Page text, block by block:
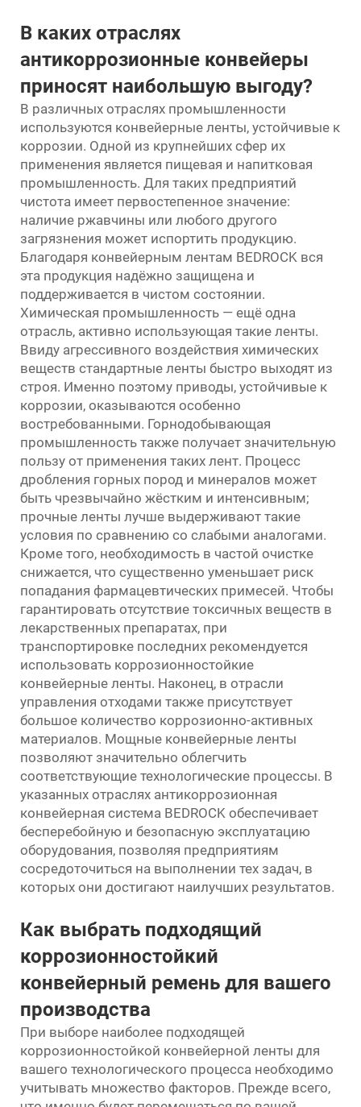
В каких отраслях
антикоррозионные конвейеры
приносят наибольшую выгоду?
В различных отраслях промышленности
используются конвейерные ленты, устойчивые к
коррозии. Одной из крупнейших сфер их
применения является пищевая и напитковая
промышленность. Для таких предприятий
чистота имеет первостепенное значение:
наличие ржавчины или любого другого
загрязнения может испортить продукцию.
Благодаря конвейерным лентам BEDROCK вся
эта продукция надёжно защищена и
поддерживается в чистом состоянии.
Химическая промышленность — ещё одна
отрасль, активно использующая такие ленты.
Ввиду агрессивного воздействия химических
веществ стандартные ленты быстро выходят из
строя. Именно поэтому приводы, устойчивые к
коррозии, оказываются особенно
востребованными. Горнодобывающая
промышленность также получает значительную
пользу от применения таких лент. Процесс
дробления горных пород и минералов может
быть чрезвычайно жёстким и интенсивным;
прочные ленты лучше выдерживают такие
условия по сравнению со слабыми аналогами.
Кроме того, необходимость в частой очистке
снижается, что существенно уменьшает риск
попадания фармацевтических примесей. Чтобы
гарантировать отсутствие токсичных веществ в
лекарственных препаратах, при
транспортировке последних рекомендуется
использовать коррозионностойкие
конвейерные ленты. Наконец, в отрасли
управления отходами также присутствует
большое количество коррозионно-активных
материалов. Мощные конвейерные ленты
позволяют значительно облегчить
соответствующие технологические процессы. В
указанных отраслях антикоррозионная
конвейерная система BEDROCK обеспечивает
бесперебойную и безопасную эксплуатацию
оборудования, позволяя предприятиям
сосредоточиться на выполнении тех задач, в
которых они достигают наилучших результатов.
Как выбрать подходящий
коррозионностойкий
конвейерный ремень для вашего
производства
При выборе наиболее подходящей
коррозионностойкой конвейерной ленты для
вашего технологического процесса необходимо
учитывать множество факторов. Прежде всего,